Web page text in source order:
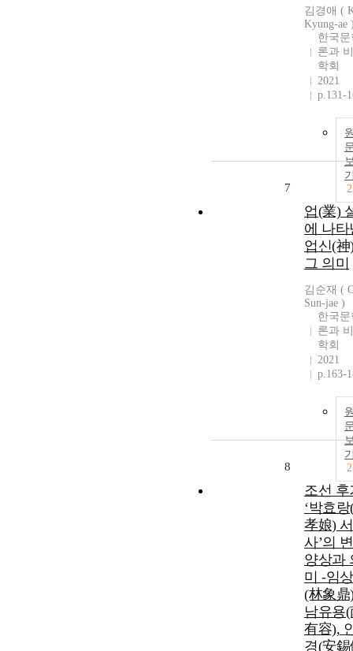
김경애 (
Kyung-ae
한국
론과
학회
2021
p.131-
2
7
업(業)
에 나타
업신(神
그 의미
김순재 (
Sun-jae )
한국
론과
학회
2021
p.163-
2
8
조선 후
‘박효
孝娘) 서
사’의
양상과
미 -임
(林象鼎
남유용(
有容),
경(安錫